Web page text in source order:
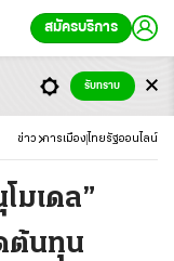
สมัครบริการ
ข่าว การเมือง ไทยรัฐออนไลน์
มเดล”
ต้นทุน
รับทราบ